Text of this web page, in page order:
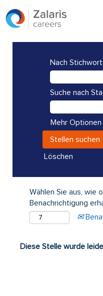
Nach
Suche nach
Mehr
Löschen
Wählen Sie aus, wie
Benachrichtigung
Diese Stelle wurde